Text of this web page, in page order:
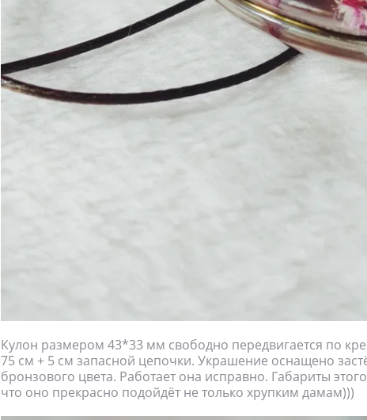
Кулон размером 43*33 мм свободно передвигается по
75 см + 5 см запасной цепочки. Украшение оснащено
бронзового цвета. Работает она исправно. Габариты
что оно прекрасно подойдёт не только хрупким дамам)))